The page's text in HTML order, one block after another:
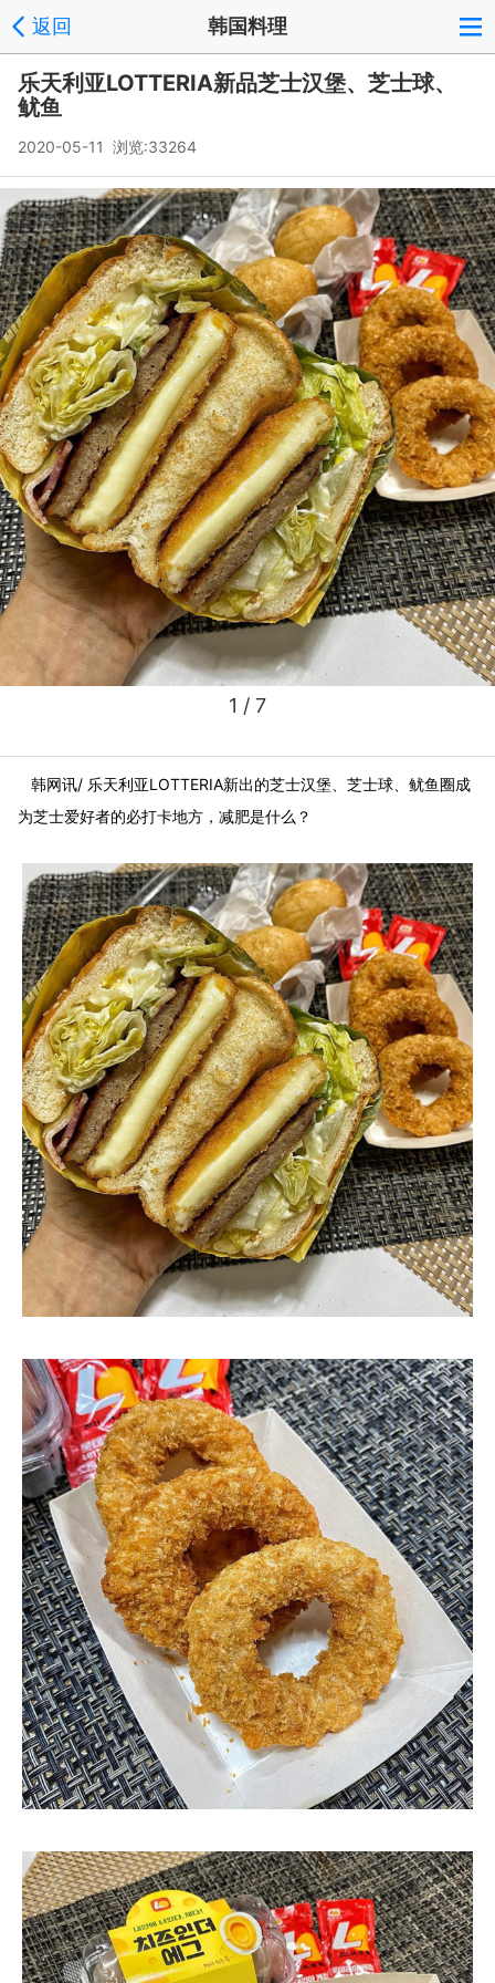
返回 韩国料理
乐天利亚LOTTERIA新品芝士汉堡、芝士球、
鱿鱼
2020-05-11 浏览:33264
1 / 7
韩网讯/ 乐天利亚LOTTERIA新出的芝士汉堡、芝士球、鱿鱼圈成
为芝士爱好者的必打卡地方，减肥是什么？